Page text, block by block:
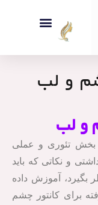
و لب
و لب
بخش تئوری و عملی
و نکاتی که باید
بگیرد، آموزش داده
برای کانتور چشم